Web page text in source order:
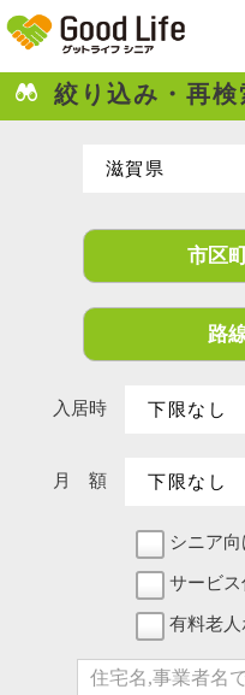
絞り込み・再検
市区
路
入居時
月 額
シニア
サービ
有料老人